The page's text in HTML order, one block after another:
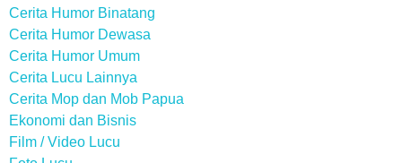
Cerita Humor Binatang
Cerita Humor Dewasa
Cerita Humor Umum
Cerita Lucu Lainnya
Cerita Mop dan Mob Papua
Ekonomi dan Bisnis
Film / Video Lucu